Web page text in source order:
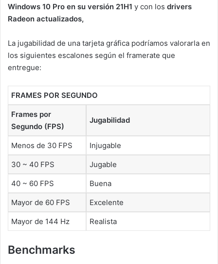
Windows 10 Pro en su versión 21H1 y con los drivers
Radeon actualizados,
La jugabilidad de una tarjeta gráfica podríamos valorarla en
los siguientes escalones según el framerate que
entregue:
FRAMES POR SEGUNDO
Frames por
Segundo (FPS)
Jugabilidad
Menos de 30 FPS Injugable
30 ~ 40 FPS Jugable
40 ~ 60 FPS Buena
Mayor de 60 FPS Excelente
Mayor de 144 Hz Realista
Benchmarks